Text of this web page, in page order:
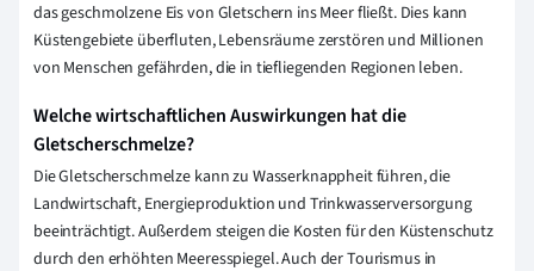
das geschmolzene Eis von Gletschern ins Meer fließt. Dies kann
Küstengebiete überfluten, Lebensräume zerstören und Millionen
von Menschen gefährden, die in tiefliegenden Regionen leben.
Welche wirtschaftlichen Auswirkungen hat die
Gletscherschmelze?
Die Gletscherschmelze kann zu Wasserknappheit führen, die
Landwirtschaft, Energieproduktion und Trinkwasserversorgung
beeinträchtigt. Außerdem steigen die Kosten für den Küstenschutz
durch den erhöhten Meeresspiegel. Auch der Tourismus in